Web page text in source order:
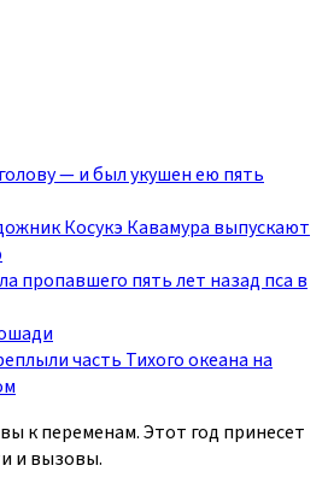
— и был укушен ею пять
Косукэ Кавамура выпускают
пропавшего пять лет назад пса в
часть Тихого океана на
к переменам. Этот год принесет
и вызовы.